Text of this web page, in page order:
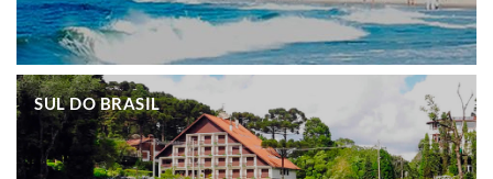
.
SUL DO BRASIL